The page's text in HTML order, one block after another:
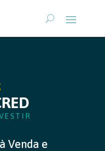
Venda e